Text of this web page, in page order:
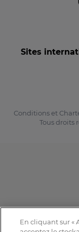
Sites
Conditions et
Tous droits
En cliquant sur «